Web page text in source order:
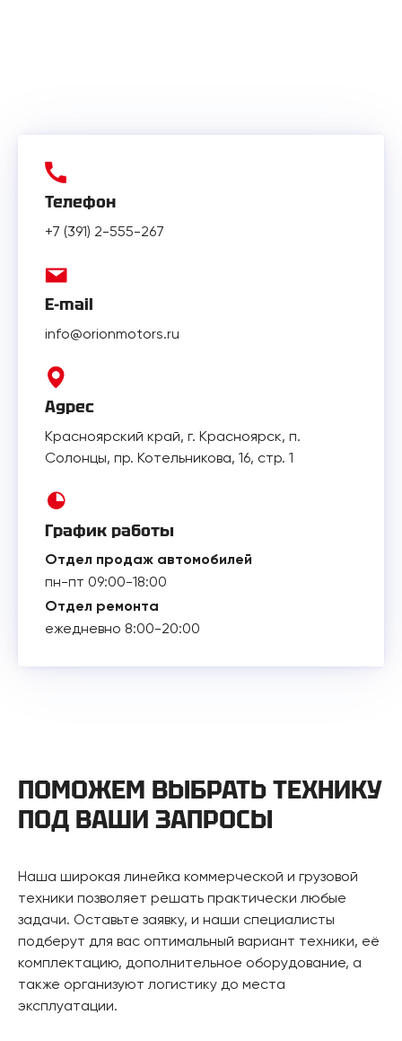
Телефон
+7 (391) 2-555-267
E-mail
info@orionmotors.ru
Адрес
Красноярский край, г. Красноярск, п.
Солонцы, пр. Котельникова, 16, стр. 1
График работы
Отдел продаж автомобилей
пн-пт 09:00-18:00
Отдел ремонта
ежедневно 8:00-20:00
ПОМОЖЕМ ВЫБРАТЬ ТЕХНИКУ
ПОД ВАШИ ЗАПРОСЫ
Наша широкая линейка коммерческой и грузовой
техники позволяет решать практически любые
задачи. Оставьте заявку, и наши специалисты
подберут для вас оптимальный вариант техники, её
комплектацию, дополнительное оборудование, а
также организуют логистику до места
эксплуатации.